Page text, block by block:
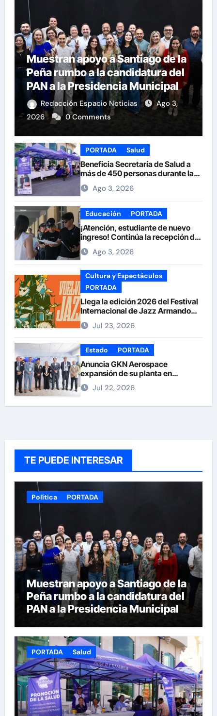
Muestran apoyo a Santiago de la
Peña rumbo a la candidatura del
PAN a la Presidencia Municipal
Redacción Espacio Noticias
Ago 3,
2026
0 Comments
PORTADA Salud
Beneficia Secretaría de Salud a
más de 450 personas durante la
Feria de la Salud en la Plaza de
ArmasAgo 3, 2026
Educación PORTADA
¡Atención, estudiante de nuevo
ingreso! Continúa la recepción de
documentos en la UACH.
Ago 3, 2026
Cultura y Espectáculos
PORTADA
Llega la edición 2026 del Festival
Internacional de Jazz Armando
Nuñez
Jul 23, 2026
Estado PORTADA
Anuncia GKN Aerospace
expansión de su planta en
Chihuahua
Jul 22, 2026
TE PUEDE INTERESAR
Política PORTADA
Muestran apoyo a Santiago de la
Peña rumbo a la candidatura del
PAN a la Presidencia Municipal
PORTADA Salud